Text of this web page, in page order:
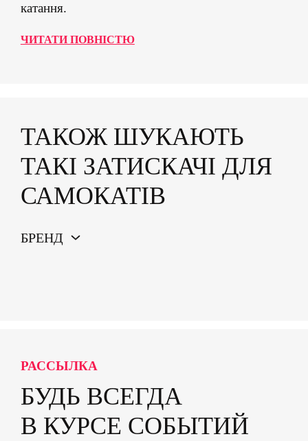
катання.
ЧИТАТИ ПОВНІСТЮ
ТАКОЖ ШУКАЮТЬ
ТАКІ ЗАТИСКАЧІ ДЛЯ
САМОКАТІВ
БРЕНД
РАССЫЛКА
БУДЬ ВСЕГДА
В КУРСЕ СОБЫТИЙ